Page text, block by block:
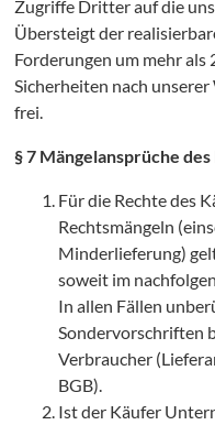
Zugriffe Dritter auf die
Übersteigt der
Forderungen um mehr als
Sicherheiten nach
frei.
§ 7 Mängelansprüche
Für die Rechte des
Rechtsmängeln
Minderlieferung)
soweit im
In allen Fällen
Sondervorschriften
Verbraucher
BGB).
Ist der Käufer